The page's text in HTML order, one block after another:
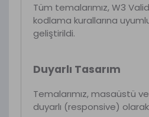
Tüm temalarımız, W3
kodlama kurallarına
geliştirildi.
Duyarlı Tasarım
Temalarımız, masaüstü
duyarlı (responsive)